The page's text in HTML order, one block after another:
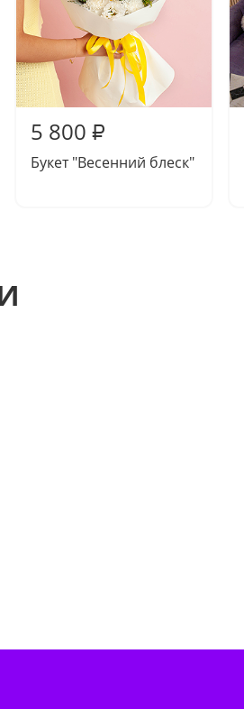
5 800 ₽
Букет "Весенний блеск"